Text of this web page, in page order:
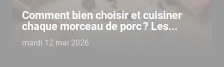
Comment bien choisir et cuisiner
chaque morceau de porc ? Les...
mardi 12 mai 2026